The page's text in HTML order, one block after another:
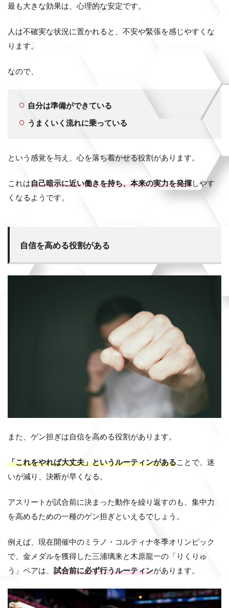
最も大きな効果は、心理的な安定です。
人は不確実な状況に置かれると、不安や緊張を感じやすくな
ります。
なので、
自分は準備ができている
うまくいく流れに乗っている
という感覚を与え、心を落ち着かせる役割があります。
これは自己暗示に近い働きを持ち、本来の実力を発揮しやす
くなるようです。
自信を高める役割がある
また、ゲン担ぎは自信を高める役割があります。
「これをやれば大丈夫」というルーティンがあることで、迷
いが減り、決断が早くなる。
アスリートが試合前に決まった動作を繰り返すのも、集中力
を高めるための一種のゲン担ぎといえるでしょう。
例えば、現在開催中のミラノ・コルティナ冬季オリンピック
で、金メダルを獲得した三浦璃来と木原龍一の「りくりゅ
う」ペアは、 試合前に必ず行うルーティンがあります。